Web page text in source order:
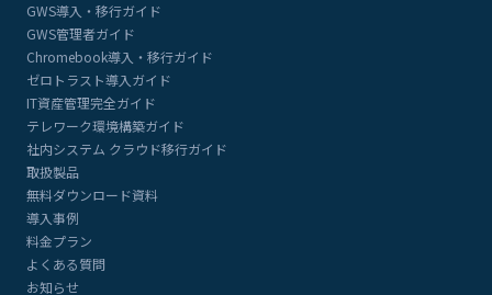
GWS導入・移行ガイド
GWS管理者ガイド
Chromebook導入・移行ガイド
ゼロトラスト導入ガイド
IT資産管理完全ガイド
テレワーク環境構築ガイド
社内システム クラウド移行ガイド
取扱製品
無料ダウンロード資料
導入事例
料金プラン
よくある質問
お知らせ